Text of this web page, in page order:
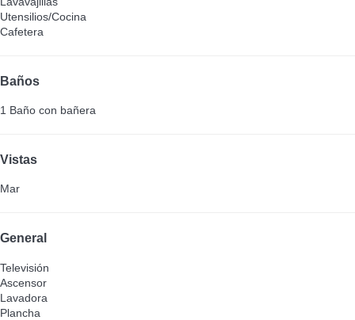
Utensilios/Cocina
Cafetera
Baños
1 Baño con bañera
Vistas
Mar
General
Televisión
Ascensor
Lavadora
Plancha